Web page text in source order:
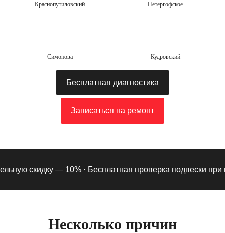
Краснопутиловский Петергофское
Симонова Кудровский
Бесплатная диагностика
Записаться на ремонт
скидку — 10% ·Бесплатная проверка подвески при
Несколько причин